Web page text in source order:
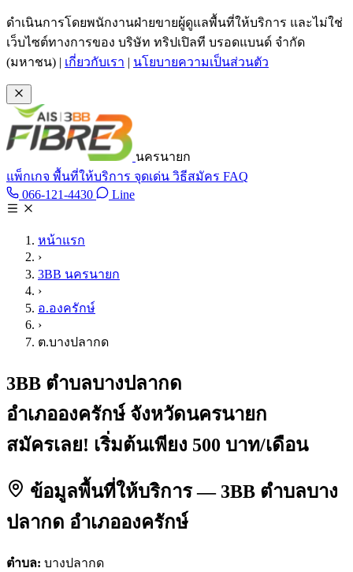
ข้ามไปเนื้อหาหลัก
ดำเนินการโดยพนักงานฝ่ายขายผู้ดูแลพื้นที่ให้บริการ และไม่ใช่
เว็บไซต์ทางการของ บริษัท ทริปเปิลที บรอดแบนด์ จำกัด
(มหาชน) | เกี่ยวกับเรา | นโยบายความเป็นส่วนตัว
นครนายก
แพ็กเกจ พื้นที่ให้บริการ จุดเด่น วิธีสมัคร FAQ
066-121-4430 โทร 066-121-4430
LineLine @tan3bb
หน้าแรก
›
3BB นครนายก
›
อ.องครักษ์
›
ต.บางปลากด
3BB ตำบลบางปลากด
อำเภอองครักษ์ จังหวัดนครนายก
สมัครเลย! เริ่มต้นเพียง 500 บาท/เดือน
ข้อมูลพื้นที่ให้บริการ — 3BB ตำบลบาง
ปลากด อำเภอองครักษ์
ตำบล: บางปลากด